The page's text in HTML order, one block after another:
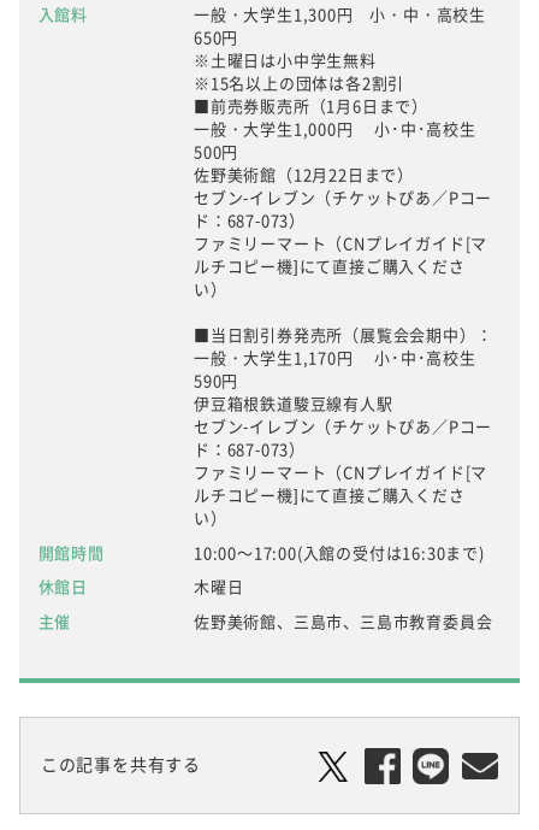
入館料
一般・大学生1,300円 小・中・高校生
650円
※土曜日は小中学生無料
※15名以上の団体は各2割引
■前売券販売所（1月6日まで）
一般・大学生1,000円 小･中･高校生
500円
佐野美術館（12月22日まで）
セブン-イレブン（チケットぴあ／Pコー
ド：687-073）
ファミリーマート（CNプレイガイド[マ
ルチコピー機]にて直接ご購入くださ
い）
■当日割引券発売所（展覧会会期中）：
一般・大学生1,170円 小･中･高校生
590円
伊豆箱根鉄道駿豆線有人駅
セブン-イレブン（チケットぴあ／Pコー
ド：687-073）
ファミリーマート（CNプレイガイド[マ
ルチコピー機]にて直接ご購入くださ
い）
開館時間
10:00～17:00(入館の受付は16:30まで)
休館日
木曜日
主催
佐野美術館、三島市、三島市教育委員会
この記事を共有する